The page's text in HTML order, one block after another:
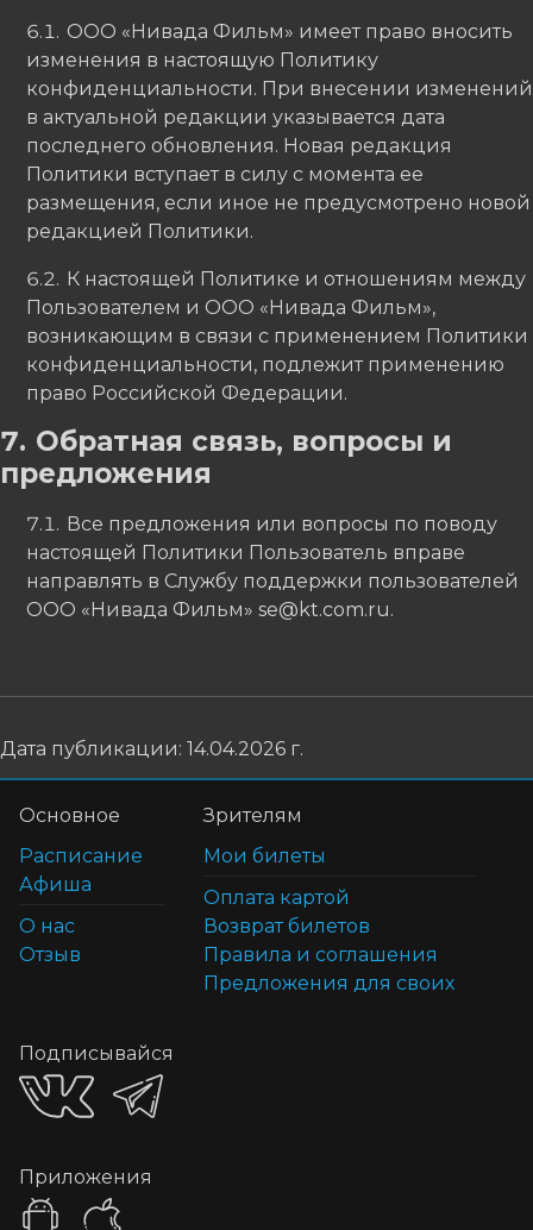
ООО «Нивада Фильм» имеет право вносить
изменения в настоящую Политику
конфиденциальности. При внесении изменений
в актуальной редакции указывается дата
последнего обновления. Новая редакция
Политики вступает в силу с момента ее
размещения, если иное не предусмотрено новой
редакцией Политики.
К настоящей Политике и отношениям между
Пользователем и ООО «Нивада Фильм»,
возникающим в связи с применением Политики
конфиденциальности, подлежит применению
право Российской Федерации.
Обратная связь, вопросы и
предложения
Все предложения или вопросы по поводу
настоящей Политики Пользователь вправе
направлять в Службу поддержки пользователей
ООО «Нивада Фильм» se@kt.com.ru.
Дата публикации: 14.04.2026 г.
Основное
Расписание
Афиша
О нас
Отзыв
Зрителям
Мои билеты
Оплата картой
Возврат билетов
Правила и соглашения
Предложения для своих
Подписывайся
Приложения